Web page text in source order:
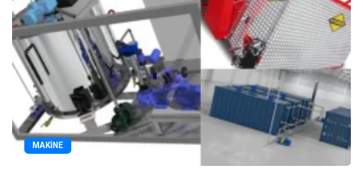
MAKINE